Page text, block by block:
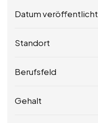
Datum veröffentlicht
Standort
Berufsfeld
Gehalt